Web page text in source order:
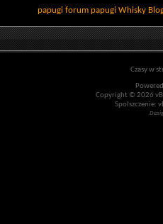
papugi forum papugi Whisky
Czasy w
Copyright © 2026
Spolszczenie: